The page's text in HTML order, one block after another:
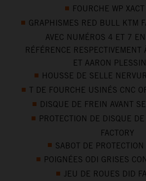
FOURCHE WP
GRAPHISMES RED BULL KTM
AVEC NUMÉROS 4 ET 7
RÉFÉRENCE RESPECTIVEMENT
ET AARON
HOUSSE DE SELLE
T DE FOURCHE USINÉS CNC
DISQUE DE FREIN AVANT
PROTECTION DE DISQUE
FACTORY
SABOT DE PROTECTION
POIGNÉES ODI GRISES
JEU DE ROUES DID